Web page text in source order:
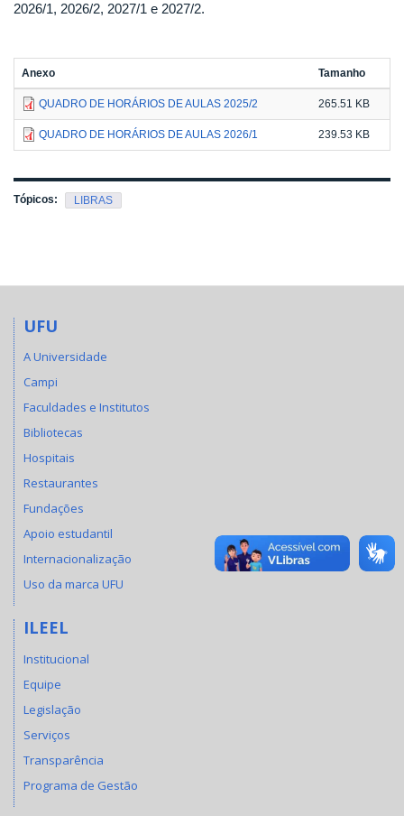
2026/1, 2026/2, 2027/1 e 2027/2.
Anexo Tamanho
QUADRO DE HORÁRIOS DE AULAS 2025/2 265.51 KB
QUADRO DE HORÁRIOS DE AULAS 2026/1 239.53 KB
Tópicos: LIBRAS
UFU
A Universidade
Campi
Faculdades e Institutos
Bibliotecas
Hospitais
Restaurantes
Fundações
Apoio estudantil
Internacionalização
Uso da marca UFU
ILEEL
Institucional
Equipe
Legislação
Serviços
Transparência
Programa de Gestão